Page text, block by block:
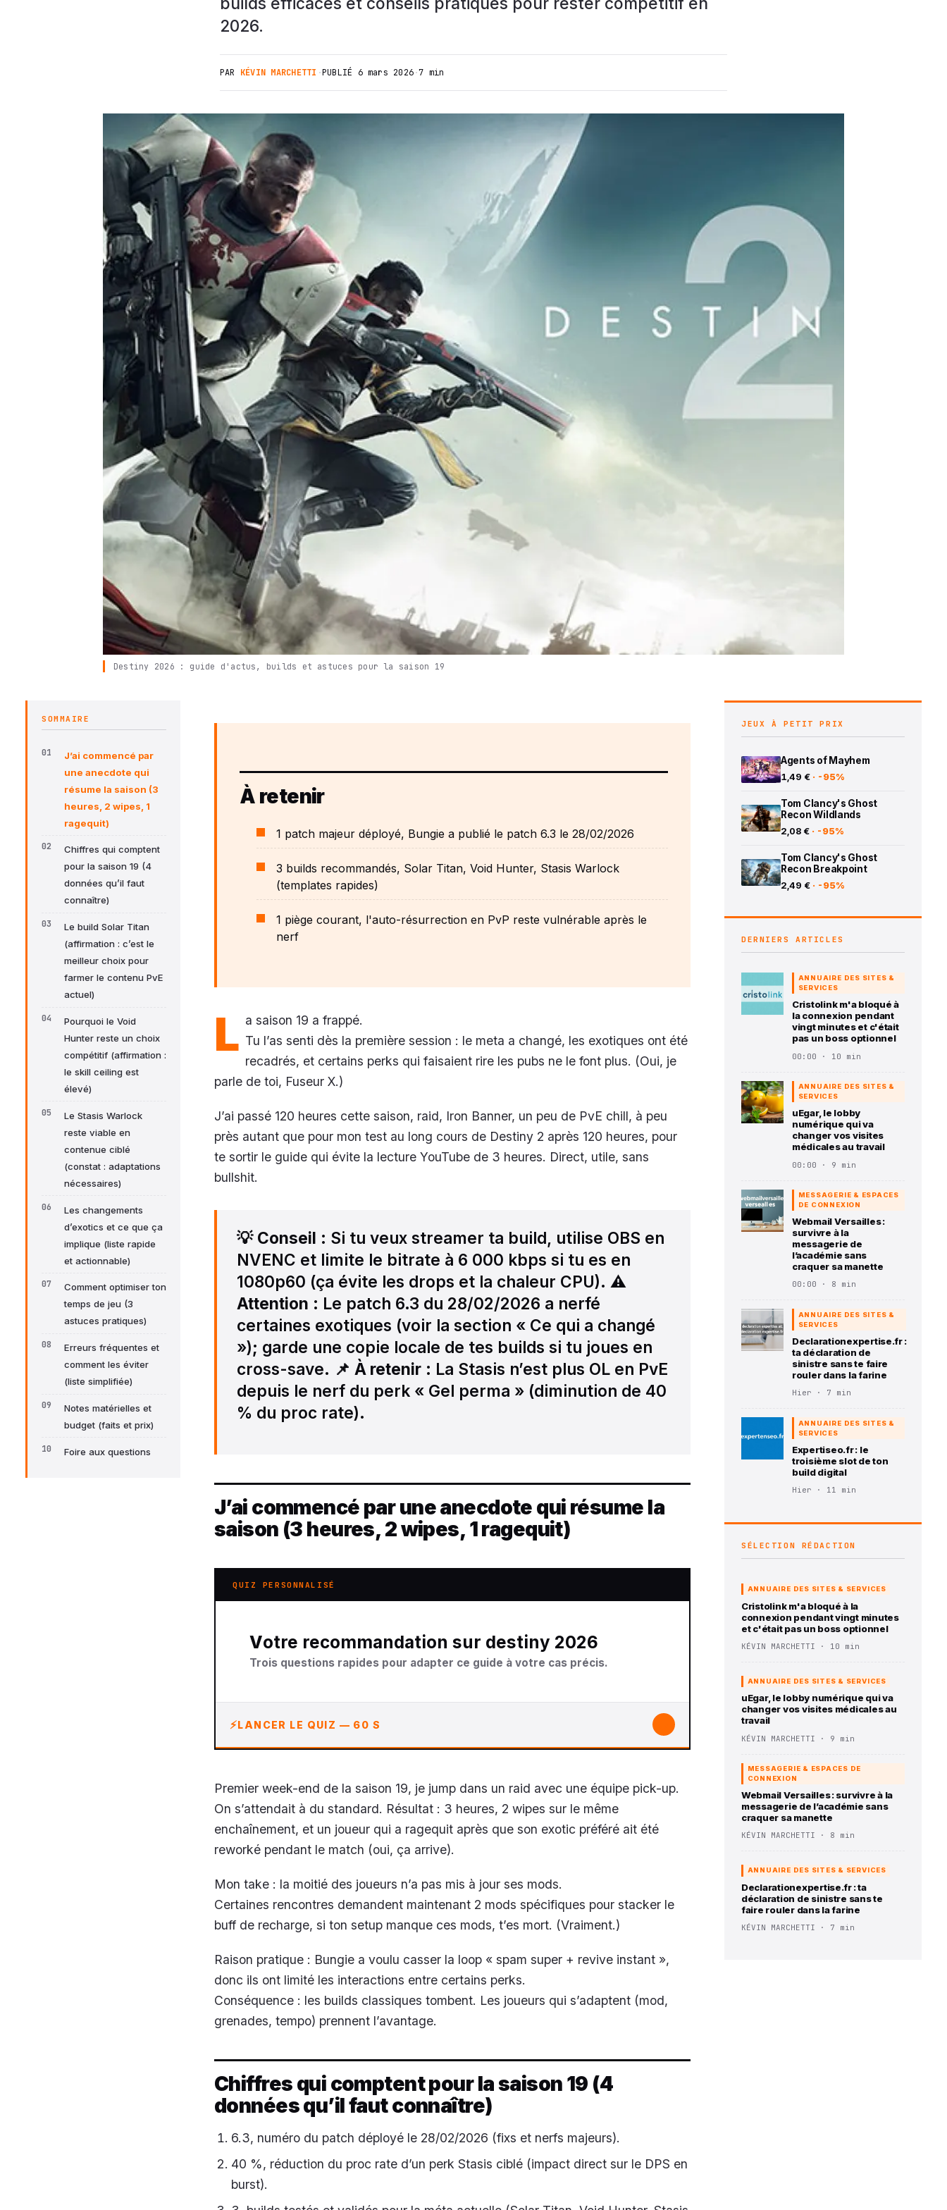
2026.
PAR KÉVIN MARCHETTI ·PUBLIÉ 6 mars 2026·7 min
Destiny 2026 : guide d'actus, builds et astuces pour la saison 19
SOMMAIRE
J’ai commencé par
une anecdote qui
résume la saison (3
heures, 2 wipes, 1
ragequit)
Chiffres qui comptent
pour la saison 19 (4
données qu’il faut
connaître)
Le build Solar Titan
(affirmation : c’est le
meilleur choix pour
farmer le contenu PvE
actuel)
Pourquoi le Void
Hunter reste un choix
compétitif (affirmation :
le skill ceiling est
élevé)
Le Stasis Warlock
reste viable en
contenue ciblé
(constat : adaptations
nécessaires)
Les changements
d’exotics et ce que ça
implique (liste rapide
et actionnable)
Comment optimiser ton
temps de jeu (3
astuces pratiques)
Erreurs fréquentes et
comment les éviter
(liste simplifiée)
Notes matérielles et
budget (faits et prix)
Foire aux questions
À retenir
1 patch majeur déployé, Bungie a publié le patch 6.3 le 28/02/2026
3 builds recommandés, Solar Titan, Void Hunter, Stasis Warlock
(templates rapides)
1 piège courant, l'auto-résurrection en PvP reste vulnérable après le
nerf
L a saison 19 a frappé.
Tu l’as senti dès la première session : le meta a changé, les exotiques ont été
recadrés, et certains perks qui faisaient rire les pubs ne le font plus. (Oui, je
parle de toi, Fuseur X.)
J’ai passé 120 heures cette saison, raid, Iron Banner, un peu de PvE chill, à peu
près autant que pour mon test au long cours de Destiny 2 après 120 heures, pour
te sortir le guide qui évite la lecture YouTube de 3 heures. Direct, utile, sans
bullshit.
💡 Conseil : Si tu veux streamer ta build, utilise OBS en
NVENC et limite le bitrate à 6 000 kbps si tu es en
1080p60 (ça évite les drops et la chaleur CPU). ⚠️
Attention : Le patch 6.3 du 28/02/2026 a nerfé
certaines exotiques (voir la section « Ce qui a changé
»); garde une copie locale de tes builds si tu joues en
cross-save. 📌 À retenir : La Stasis n’est plus OL en PvE
depuis le nerf du perk « Gel perma » (diminution de 40
% du proc rate).
J’ai commencé par une anecdote qui résume la
saison (3 heures, 2 wipes, 1 ragequit)
QUIZ PERSONNALISÉ
Votre recommandation sur destiny 2026
Trois questions rapides pour adapter ce guide à votre cas précis.
LANCER LE QUIZ — 60 S
Premier week-end de la saison 19, je jump dans un raid avec une équipe pick-up.
On s’attendait à du standard. Résultat : 3 heures, 2 wipes sur le même
enchaînement, et un joueur qui a ragequit après que son exotic préféré ait été
reworké pendant le match (oui, ça arrive).
Mon take : la moitié des joueurs n’a pas mis à jour ses mods.
Certaines rencontres demandent maintenant 2 mods spécifiques pour stacker le
buff de recharge, si ton setup manque ces mods, t’es mort. (Vraiment.)
Raison pratique : Bungie a voulu casser la loop « spam super + revive instant »,
donc ils ont limité les interactions entre certains perks.
Conséquence : les builds classiques tombent. Les joueurs qui s’adaptent (mod,
grenades, tempo) prennent l’avantage.
Chiffres qui comptent pour la saison 19 (4
données qu’il faut connaître)
6.3, numéro du patch déployé le 28/02/2026 (fixs et nerfs majeurs).
40 %, réduction du proc rate d’un perk Stasis ciblé (impact direct sur le DPS en
burst).
JEUX À PETIT PRIX
Agents of Mayhem
1,49 € · -95%
Tom Clancy's Ghost
Recon Wildlands
2,08 € · -95%
Tom Clancy's Ghost
Recon Breakpoint
2,49 € · -95%
DERNIERS ARTICLES
ANNUAIRE DES SITES &
SERVICES
Cristolink m'a bloqué à
la connexion pendant
vingt minutes et c'était
pas un boss optionnel
00:00 · 10 min
ANNUAIRE DES SITES &
SERVICES
uEgar, le lobby
numérique qui va
changer vos visites
médicales au travail
00:00 · 9 min
MESSAGERIE & ESPACES
DE CONNEXION
Webmail Versailles :
survivre à la
messagerie de
l’académie sans
craquer sa manette
00:00 · 8 min
ANNUAIRE DES SITES &
SERVICES
Declarationexpertise.fr :
ta déclaration de
sinistre sans te faire
rouler dans la farine
Hier · 7 min
ANNUAIRE DES SITES &
SERVICES
Expertiseo.fr : le
troisième slot de ton
build digital
Hier · 11 min
SÉLECTION RÉDACTION
ANNUAIRE DES SITES & SERVICES
Cristolink m'a bloqué à la
connexion pendant vingt minutes
et c'était pas un boss optionnel
KÉVIN MARCHETTI · 10 min
ANNUAIRE DES SITES & SERVICES
uEgar, le lobby numérique qui va
changer vos visites médicales au
travail
KÉVIN MARCHETTI · 9 min
MESSAGERIE & ESPACES DE
CONNEXION
Webmail Versailles : survivre à la
messagerie de l’académie sans
craquer sa manette
KÉVIN MARCHETTI · 8 min
ANNUAIRE DES SITES & SERVICES
Declarationexpertise.fr : ta
déclaration de sinistre sans te
faire rouler dans la farine
KÉVIN MARCHETTI · 7 min